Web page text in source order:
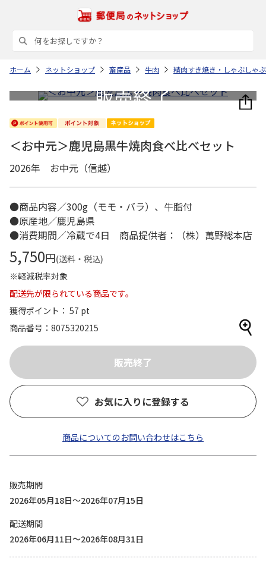
ホーム ネットショップ 畜産品 牛肉 精肉すき焼き・しゃぶしゃ
＜お中元＞鹿児島黒牛焼肉食べ比べセット
2026年 お中元（信越）
●商品内容／300g（モモ・バラ）、牛脂付
●原産地／鹿児島県
●消費期間／冷蔵で4日 商品提供者：（株）萬野総本店
5,750円(送料・税込)
※軽減税率対象
配送先が限られている商品です。
獲得ポイント： 57 pt
商品番号
8075320215
お気に入りに登録する
商品についてのお問い合わせはこちら
販売期間
2026年05月18日～2026年07月15日
配送期間
2026年06月11日～2026年08月31日